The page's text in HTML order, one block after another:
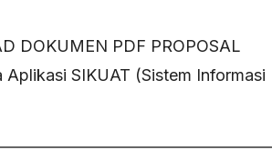
DOKUMEN PDF PROPOSAL
SIKUAT (Sistem Informasi